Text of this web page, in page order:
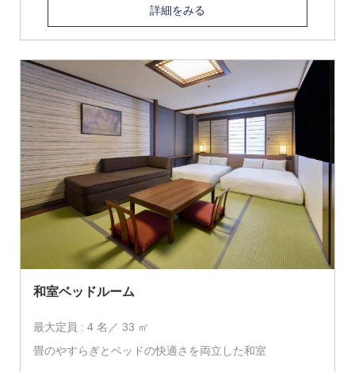
詳細をみる
和室ベッドルーム
最大定員 : 4 名／ 33 ㎡
畳のやすらぎとベッドの快適さを両立した和室